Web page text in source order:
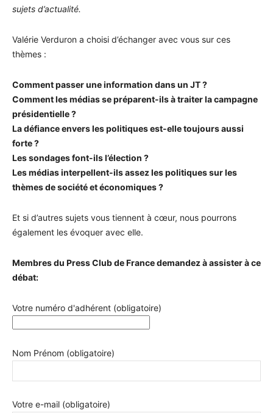
sujets d’actualité.
Valérie Verduron a choisi d’échanger avec vous sur ces
thèmes :
Comment passer une information dans un JT ?
Comment les médias se préparent-ils à traiter la campagne
présidentielle ?
La défiance envers les politiques est-elle toujours aussi
forte ?
Les sondages font-ils l’élection ?
Les médias interpellent-ils assez les politiques sur les
thèmes de société et économiques ?
Et si d’autres sujets vous tiennent à cœur, nous pourrons
également les évoquer avec elle.
Membres du Press Club de France demandez à assister à ce
débat:
Votre numéro d'adhérent (obligatoire)
Nom Prénom (obligatoire)
Votre e-mail (obligatoire)